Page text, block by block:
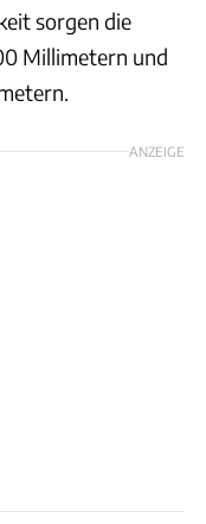
sorgen die
Millimetern und
ANZEIGE